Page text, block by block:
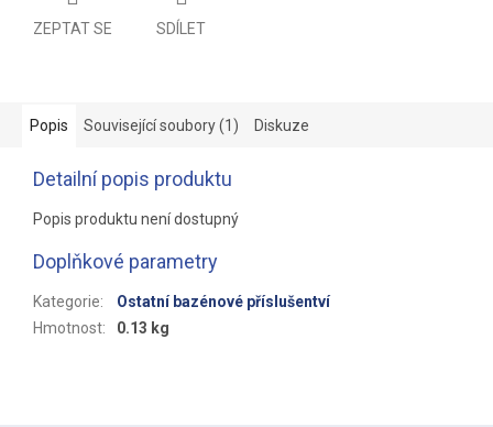
ZEPTAT SE SDÍLET
Popis Související soubory (1) Diskuze
Detailní popis produktu
Popis produktu není dostupný
Doplňkové parametry
Kategorie:
Ostatní bazénové příslušentví
Hmotnost: 0.13 kg